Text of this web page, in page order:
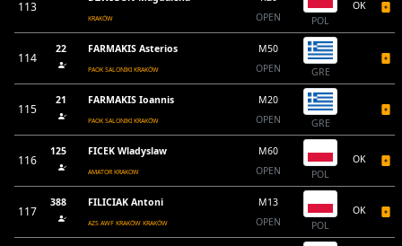
113
KRAKÓW
OPEN
POL
OK
114
22 FARMAKIS Asterios
PAOK SALONIKI KRAKÓW
M50
OPEN
GRE
115
21 FARMAKIS Ioannis
PAOK SALONIKI KRAKÓW
M20
OPEN
GRE
116
125 FICEK Wladyslaw
AMATOR KRAKOW
M60
OPEN
POL
OK
117
388 FILICIAK Antoni
AZS AWF KRAKÓW KRAKÓW
M13
OPEN
POL
OK